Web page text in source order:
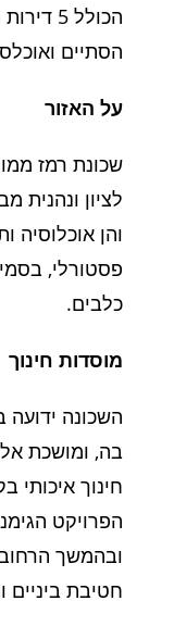
הכולל 5 דירות מעל 14 קיימות, הפרויקט
הסתיים ואוכלס
על האזור
שכונת רמז
לציון ונהנית
והן אוכלוסיה
פסטורלי,
כלבים.
מוסדות חינוך
השכונה ידועה
בה, ומושכת
חינוך
הפרויקט
ובהמשך
חטיבת ביניים